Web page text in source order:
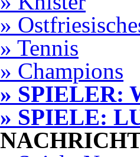
»
» Tennis
» Champions
» SPIELER:
» SPIELE: